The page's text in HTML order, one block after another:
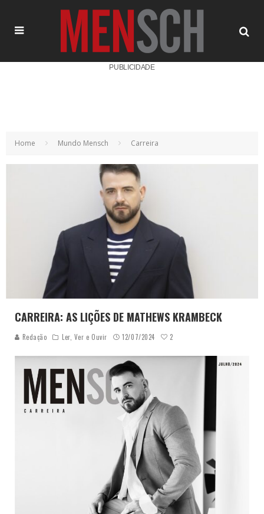
PUBLICIDADE
Home Mundo Mensch Carreira
CARREIRA: AS LIÇÕES DE MATHEWS KRAMBECK
Redação Ler, Ver e Ouvir 12/07/2024 2